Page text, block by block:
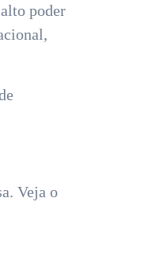
poder
Veja o